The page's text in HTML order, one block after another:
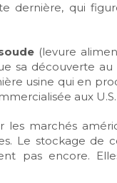
dernière, qui
(levure
sa découverte au
usine qui en
aux
les marchés
Le stockage de
pas encore.